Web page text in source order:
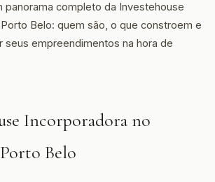
panorama completo da Investehouse
Belo: quem são, o que constroem e
seus empreendimentos na hora de
Incorporadora no
Belo